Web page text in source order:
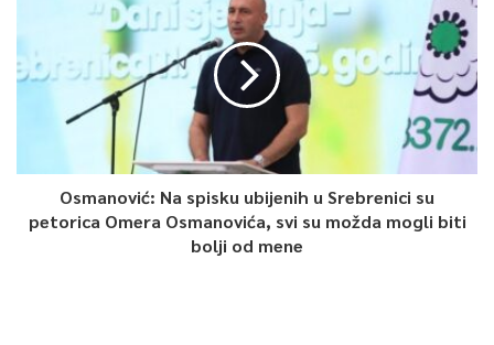
Article Rating
Osmanović: Na spisku ubijenih u Srebrenici su
petorica Omera Osmanovića, svi su možda mogli biti
bolji od mene